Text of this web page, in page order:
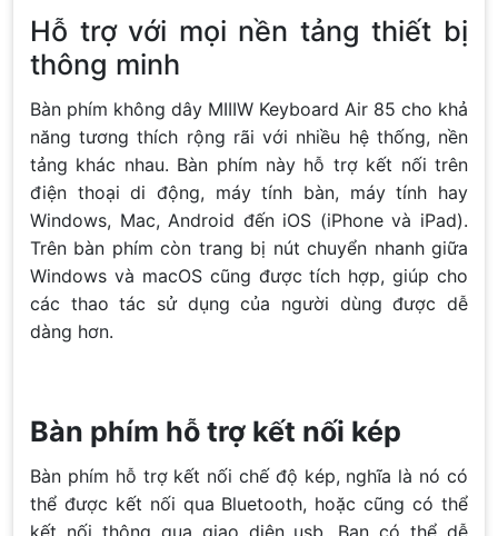
Hỗ trợ với mọi nền tảng thiết bị
thông minh
Bàn phím không dây MIIIW Keyboard Air 85 cho khả
năng tương thích rộng rãi với nhiều hệ thống, nền
tảng khác nhau. Bàn phím này hỗ trợ kết nối trên
điện thoại di động, máy tính bàn, máy tính hay
Windows, Mac, Android đến iOS (iPhone và iPad).
Trên bàn phím còn trang bị nút chuyển nhanh giữa
Windows và macOS cũng được tích hợp, giúp cho
các thao tác sử dụng của người dùng được dễ
dàng hơn.
Bàn phím hỗ trợ kết nối kép
Bàn phím hỗ trợ kết nối chế độ kép, nghĩa là nó có
thể được kết nối qua Bluetooth, hoặc cũng có thể
kết nối thông qua giao diện usb. Bạn có thể dễ